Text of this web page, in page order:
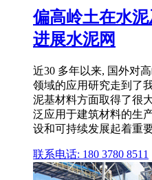
偏高岭土在水
进展水泥网
近30 多年以来, 国外对
领域的应用研究走到了
泥基材料方面取得了很
泛应用于建筑材料的生
设和可持续发展起着重
联系电话: 180 3780 8511